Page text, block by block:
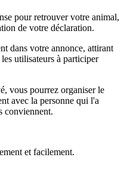
pour retrouver votre animal,
de votre déclaration.
dans votre annonce, attirant
utilisateurs à participer
vous pourrez organiser le
avec la personne qui l'a
conviennent.
et facilement.